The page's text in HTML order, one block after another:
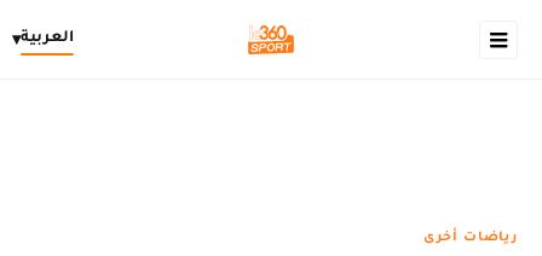
العربية▾
رياضات أخرى